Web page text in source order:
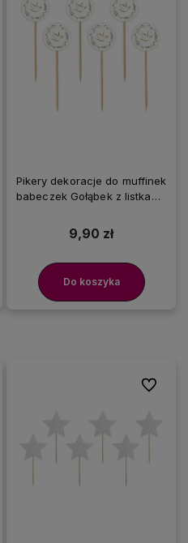
Pikery dekoracje do muffinek
babeczek Gołąbek z listkami,
9,90 zł
Do koszyka
Do